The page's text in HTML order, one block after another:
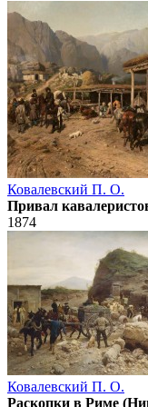
Ковалевский П. О.
Привал
1874
Ковалевский П. О.
Раскопки в Риме